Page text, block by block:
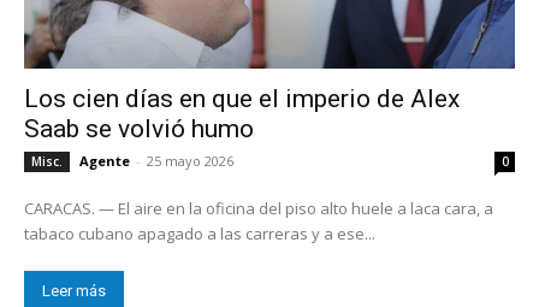
Los cien días en que el imperio de Alex
Saab se volvió humo
Misc. Agente - 25 mayo 2026 0
CARACAS. — El aire en la oficina del piso alto huele a laca cara, a
tabaco cubano apagado a las carreras y a ese...
Leer más